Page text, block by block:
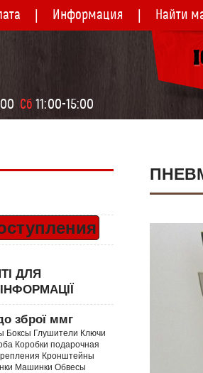
Информация Найти
Сб 11:00-15:00
ДЛЯ
зброї ммг
Боксы Глушители Ключи
Коробки подарочная
Кронштейны
Машинки Обвесы